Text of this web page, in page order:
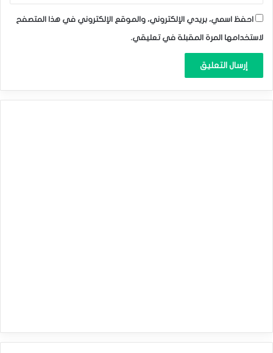
احفظ اسمي، بريدي الإلكتروني، والموقع الإلكتروني في هذا المتصفح
لاستخدامها المرة المقبلة في تعليقي.